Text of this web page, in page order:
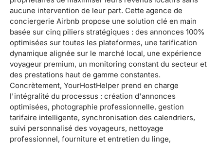
aucune intervention de leur part. Cette agence de
conciergerie Airbnb propose une solution clé en main
basée sur cinq piliers stratégiques : des annonces 100%
optimisées sur toutes les plateformes, une tarification
dynamique alignée sur le marché local, une expérience
voyageur premium, un monitoring constant du secteur et
des prestations haut de gamme constantes.
Concrètement, YourHostHelper prend en charge
l'intégralité du processus : création d'annonces
optimisées, photographie professionnelle, gestion
tarifaire intelligente, synchronisation des calendriers,
suivi personnalisé des voyageurs, nettoyage
professionnel, fourniture et entretien du linge,